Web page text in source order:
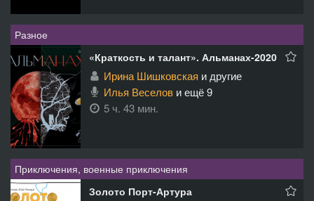
Разное
«Краткость и талант». Альманах-2020
Ирина Шишковская и другие
Илья Веселов и ещё 9
5 ч. 43 мин.
Приключения, военные приключения
Золото Порт-Артура